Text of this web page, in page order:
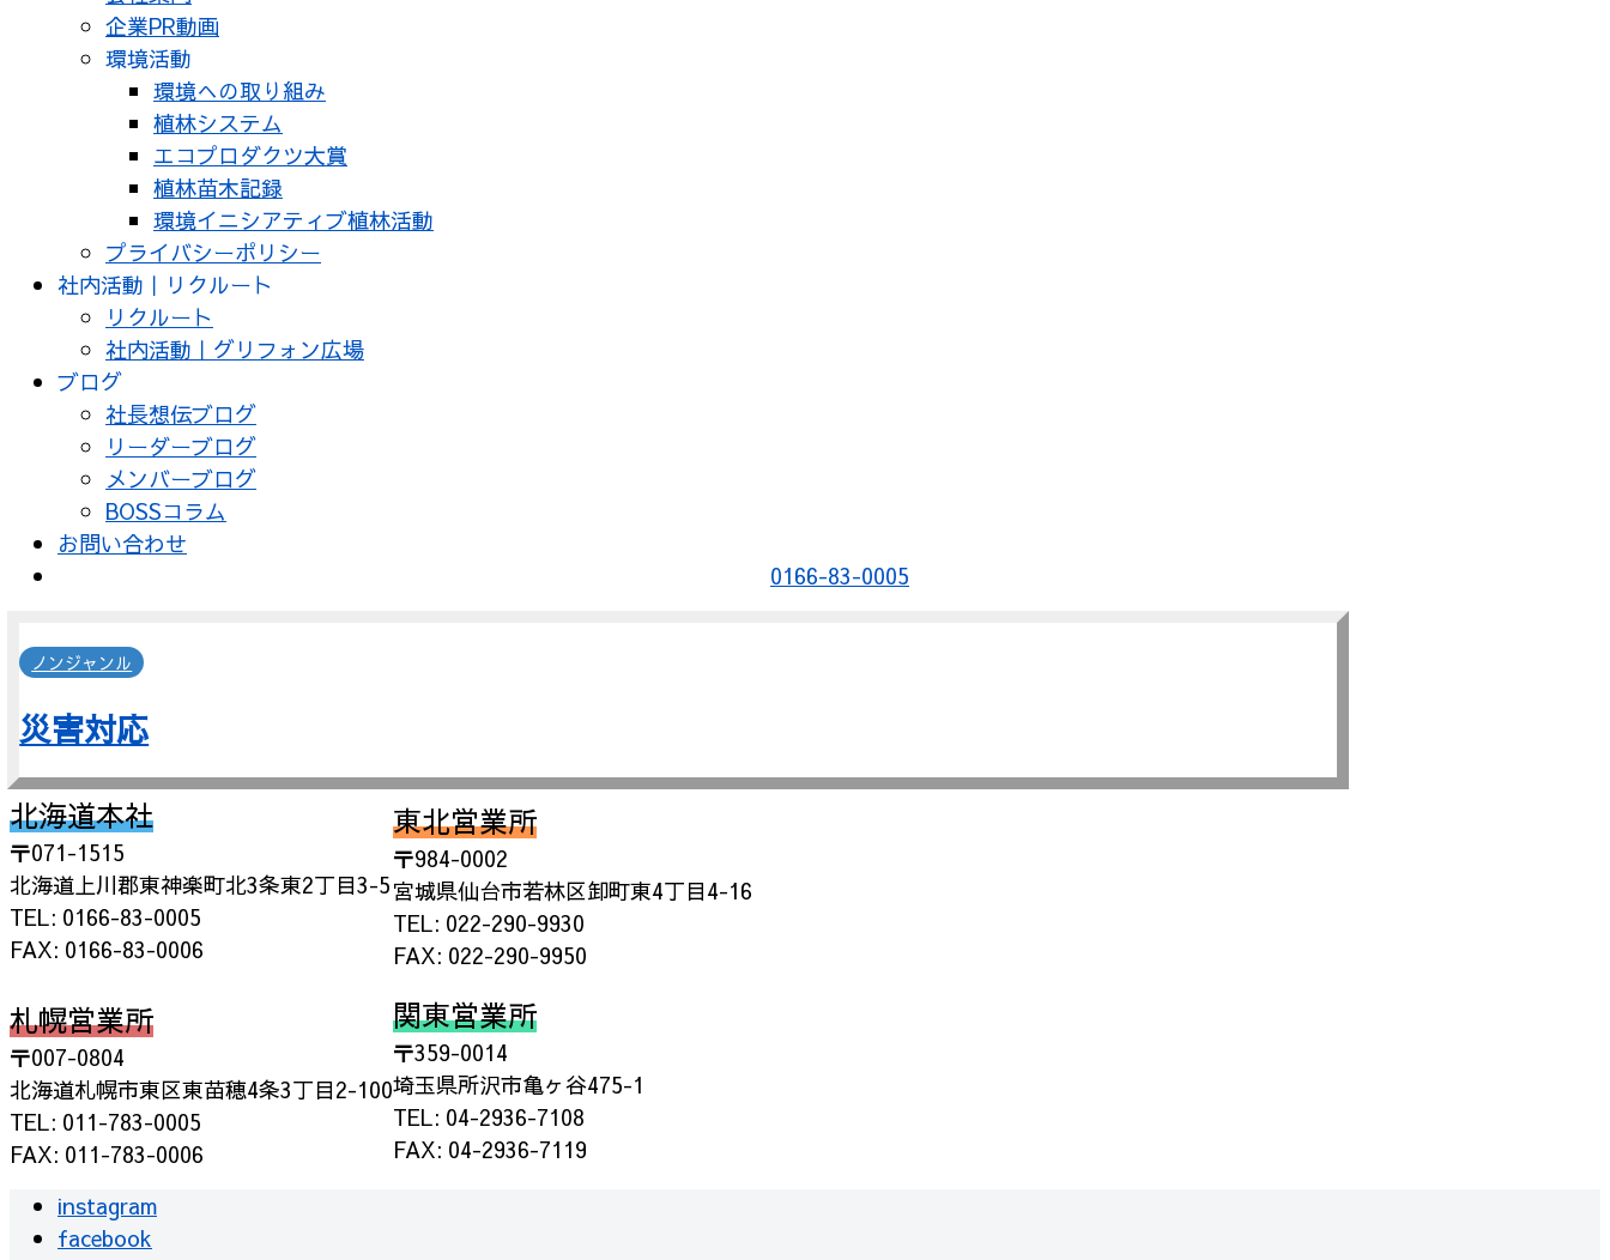
企業PR動画
環境活動
環境への取り組み
植林システム
エコプロダクツ大賞
植林苗木記録
環境イニシアティブ植林活動
プライバシーポリシー
社内活動｜リクルート
リクルート
社内活動｜グリフォン広場
ブログ
社長想伝ブログ
リーダーブログ
メンバーブログ
BOSSコラム
お問い合わせ
0166-83-0005
ノンジャンル
災害対応
北海道本社
〒071-1515
北海道上川郡東神楽町北3条東2丁目3-5
TEL: 0166-83-0005
FAX: 0166-83-0006
札幌営業所
〒007-0804
北海道札幌市東区東苗穂4条3丁目2-100
TEL: 011-783-0005
FAX: 011-783-0006
東北営業所
〒984-0002
宮城県仙台市若林区卸町東4丁目4-16
TEL: 022-290-9930
FAX: 022-290-9950
関東営業所
〒359-0014
埼玉県所沢市亀ヶ谷475-1
TEL: 04-2936-7108
FAX: 04-2936-7119
instagram
facebook